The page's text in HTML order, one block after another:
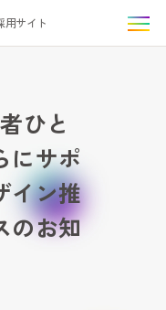
用サイト
ひと
にサポ
イン推
のお知